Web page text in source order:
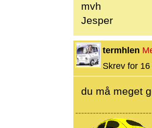
mvh
Jesper
termhlen
Skrev for
du må meget